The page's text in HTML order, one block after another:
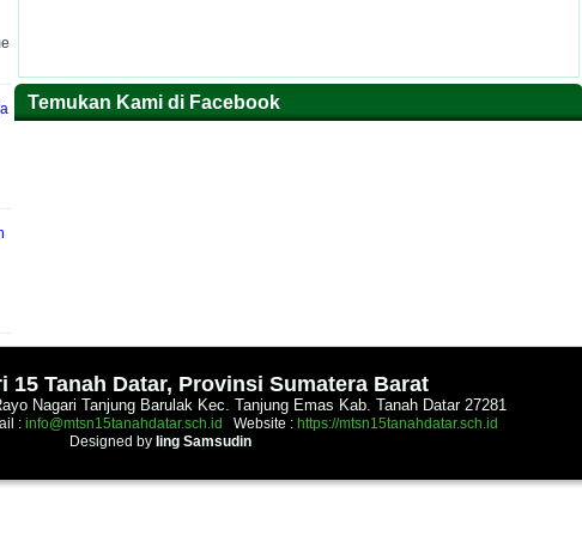
Temukan Kami di Facebook
15 Tanah Datar, Provinsi Sumatera Barat
Nagari Tanjung Barulak Kec. Tanjung Emas Kab. Tanah Datar 27281
: info@mtsn15tanahdatar.sch.id Website : https://mtsn15tanahdatar.sch.id
Designed by Iing Samsudin